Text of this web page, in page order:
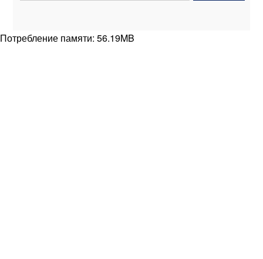
Потребление памяти: 56.19MB